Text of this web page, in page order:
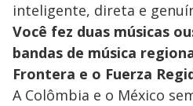
inteligente, direta e
Você fez duas músicas
bandas de música
Frontera e o Fuerza
A Colômbia e o México